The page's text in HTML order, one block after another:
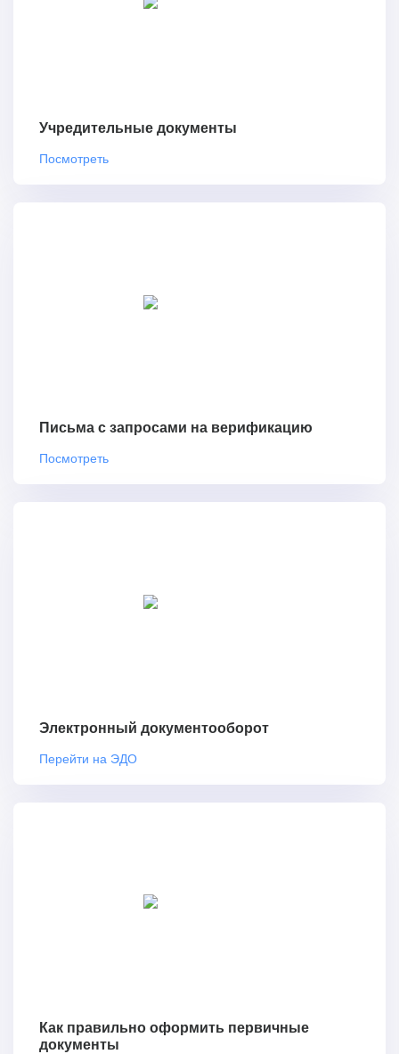
Учредительные документы
Посмотреть
Письма с запросами на верификацию
Посмотреть
Электронный документооборот
Перейти на ЭДО
Как правильно оформить первичные
документы